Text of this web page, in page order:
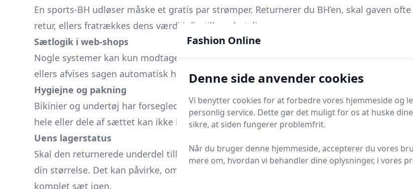
En sports-BH udløser måske et gratis par strømper. Returnerer du BH’en, skal gaven
retur, ellers fratrækkes dens værdi i din tilbagebetaling.
Sætlogik i web-shops
Nogle systemer kan kun modtage en retur, hvis alle dele i et bundlet produkt er
ellers afvises sagen automatisk hos lageret.
Hygiejne og pakning
Bikinier og undertøj har forseglede hygiejneindlæg. Åbnes disse, regnes varen som
hele eller dele af sættet kan ikke længere refunderes.
Uens lagerstatus
Skal den returnerede underdel tilbage på hylden, mangler butikken måske makker-
din størrelse. Det kan påvirke, om butikken hellere vil have
komplet sæt igen.
Fashion Online
Denne side anvender cookies
Vi benytter cookies for at forbedre vores hjemmeside og
personlig service. Dette gør det muligt for os at huske
sikre, at siden fungerer problemfrit.
Når du bruger denne hjemmeside, accepterer du vores
mere om, hvordan vi behandler dine oplysninger, i vores